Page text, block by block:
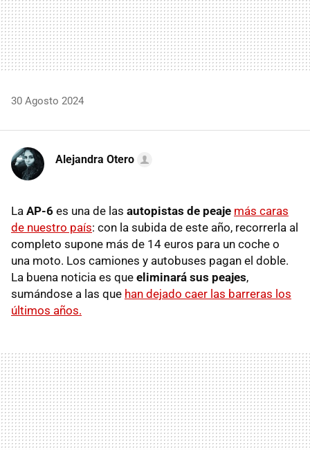
30 Agosto 2024
Alejandra Otero
La AP-6 es una de las autopistas de peaje más caras
de nuestro país: con la subida de este año, recorrerla al
completo supone más de 14 euros para un coche o
una moto. Los camiones y autobuses pagan el doble.
La buena noticia es que eliminará sus peajes,
sumándose a las que han dejado caer las barreras los
últimos años.